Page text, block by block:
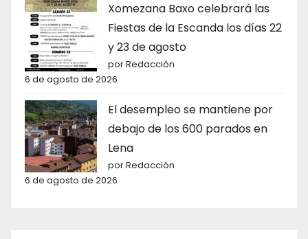
Xomezana Baxo celebrará las
Fiestas de la Escanda los días 22
y 23 de agosto
por Redacción
6 de agosto de 2026
El desempleo se mantiene por
debajo de los 600 parados en
Lena
por Redacción
6 de agosto de 2026